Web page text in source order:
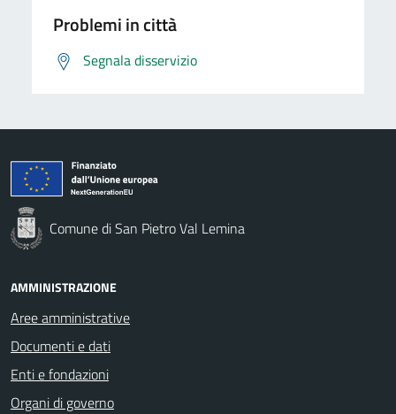
Problemi in città
Segnala disservizio
Comune di San Pietro Val Lemina
AMMINISTRAZIONE
Aree amministrative
Documenti e dati
Enti e fondazioni
Organi di governo